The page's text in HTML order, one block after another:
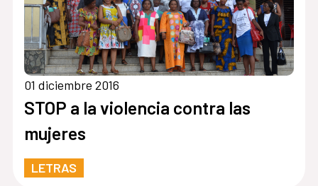
01 diciembre 2016
STOP a la violencia contra las
mujeres
LETRAS